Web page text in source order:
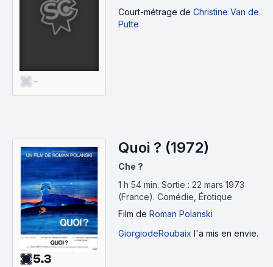
-
Court-métrage de Christine Van de
Putte
5.3
Quoi ? (1972)
Che ?
1 h 54 min. Sortie : 22 mars 1973
(France). Comédie, Érotique
Film de Roman Polanski
GiorgiodeRoubaix l'a mis en envie.